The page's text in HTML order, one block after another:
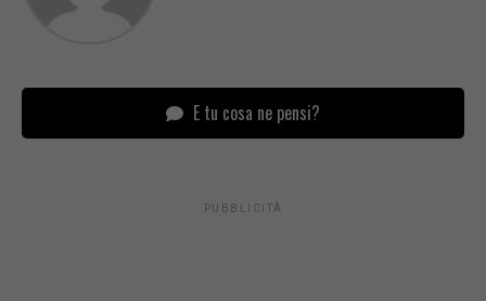
E tu cosa ne pensi?
PUBBLICITÀ